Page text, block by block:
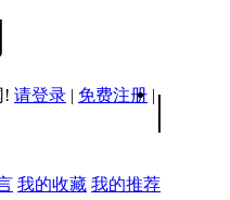
! 请登录 | 免费注册 | |
我的收藏 我的推荐